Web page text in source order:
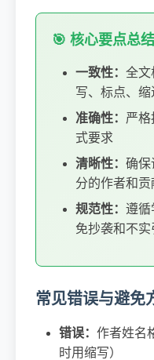
🎯 核心要点总结
一致性： 全文
写、标点、缩
准确性： 严
式要求
清晰性： 确保
分的作者和贡
规范性： 遵循
免抄袭和不实
常见错误与避免
错误： 作者姓名
时用缩写）